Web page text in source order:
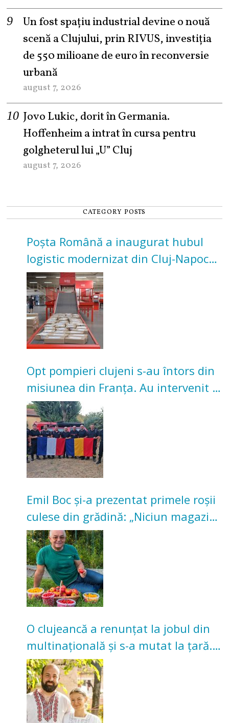
Un fost spațiu industrial devine o nouă
scenă a Clujului, prin RIVUS, investiția
de 550 milioane de euro în reconversie
urbană
august 7, 2026
Jovo Lukic, dorit în Germania.
Hoffenheim a intrat în cursa pentru
golgheterul lui „U” Cluj
august 7, 2026
CATEGORY POSTS
Poșta Română a inaugurat hubul
logistic modernizat din Cluj-Napoca.
Investiție de 3 milioane de euro
Opt pompieri clujeni s-au întors din
misiunea din Franța. Au intervenit la
incendii de vegetație și pădure
Emil Boc și-a prezentat primele roșii
culese din grădină: „Niciun magazin
nu poate oferi această satisfacție”
O clujeancă a renunțat la jobul din
multinațională și s-a mutat la țară.
Acum cultivă legume în grădina
bunicilor